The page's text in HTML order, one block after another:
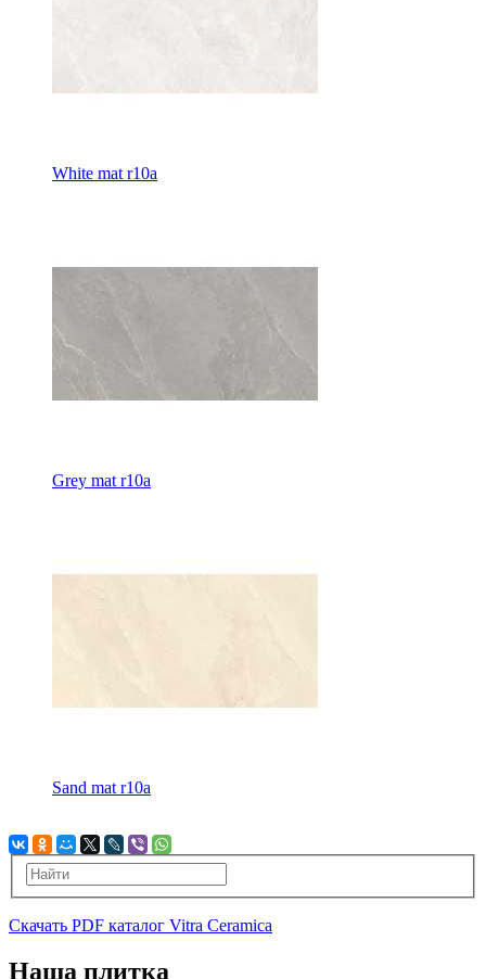
White mat r10a
Grey mat r10a
Sand mat r10a
Скачать PDF каталог Vitra Ceramica
Наша плитка